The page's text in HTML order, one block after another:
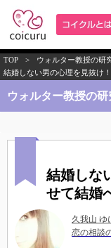
TOP > ウォルター教授の研
結婚しない男の心理を見抜け
ウォルター教授の研
結婚しな
せて結婚
久我山 ゆ
恋の相談